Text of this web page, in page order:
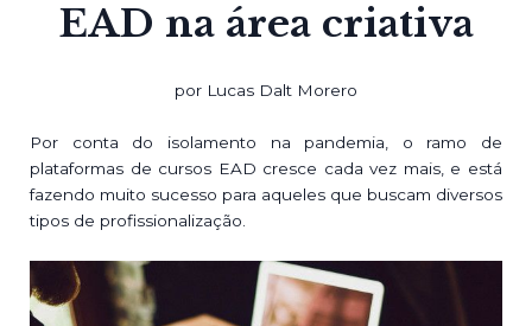
EAD na área criativa
por Lucas Dalt Morero
Por conta do isolamento na pandemia, o ramo de
plataformas de cursos EAD cresce cada vez mais, e está
fazendo muito sucesso para aqueles que buscam diversos
tipos de profissionalização.